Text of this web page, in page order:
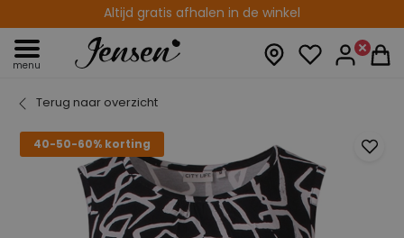
Altijd gratis afhalen in de winkel
menu
Terug naar overzicht
40-50-60% korting